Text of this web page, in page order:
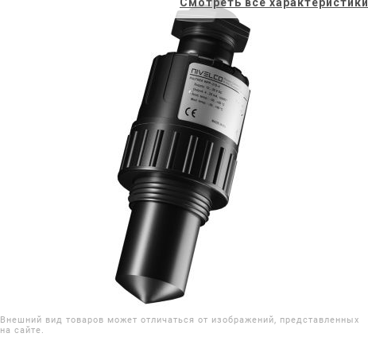
Внешний вид товаров может отличаться от изображений, представленных
на сайте.